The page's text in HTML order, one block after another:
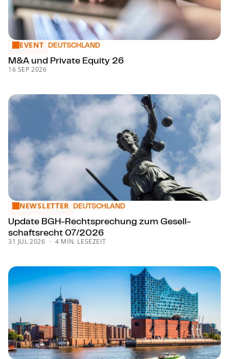
M&A und Private Equity 26
EVENT DEUTSCHLAND
M&A und Private Equity 26
16 SEP 2026
Update BGH-Recht­spre­chung zum Ge­sell­schafts­recht
NEWSLETTER DEUTSCHLAND
Update BGH-Recht­spre­chung zum Ge­sell­
schafts­recht 07/2026
31 JUL 2026 4 MIN. LESEZEIT